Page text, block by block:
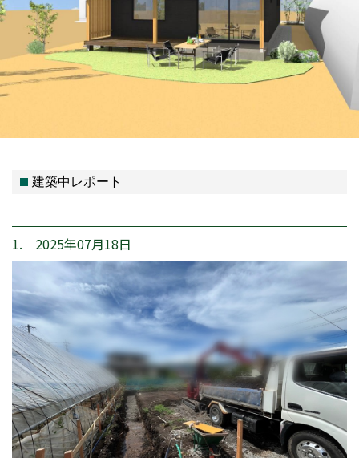
建築中レポート
1. 2025年07月18日